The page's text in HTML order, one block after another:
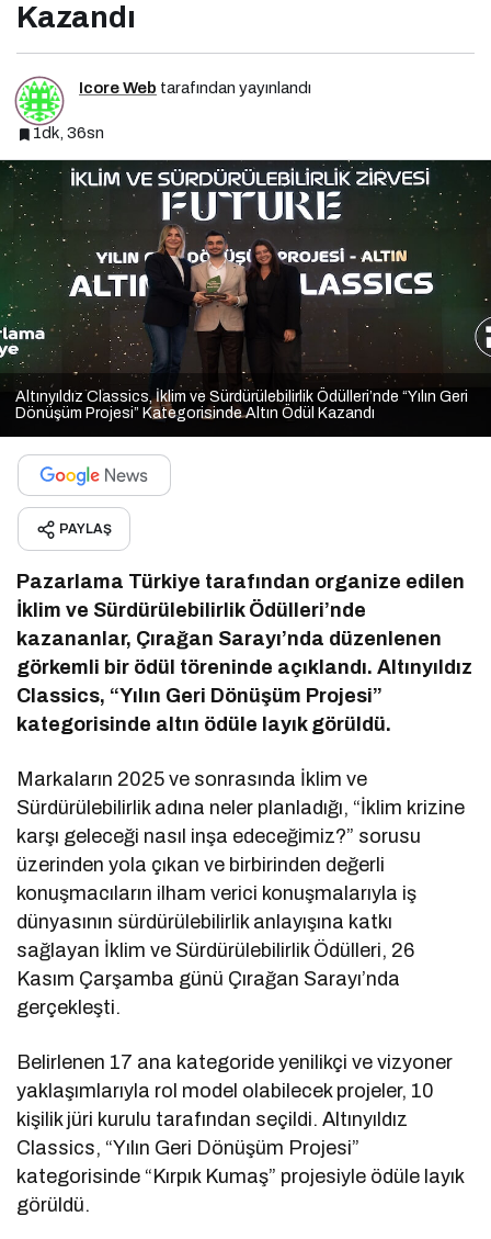
Kazandı
Icore Web tarafından yayınlandı
1dk, 36sn
Altınyıldız Classics, İklim ve Sürdürülebilirlik Ödülleri’nde “Yılın Geri
Dönüşüm Projesi” Kategorisinde Altın Ödül Kazandı
PAYLAŞ
Pazarlama Türkiye tarafından organize edilen
İklim ve Sürdürülebilirlik Ödülleri’nde
kazananlar, Çırağan Sarayı’nda düzenlenen
görkemli bir ödül töreninde açıklandı. Altınyıldız
Classics, “Yılın Geri Dönüşüm Projesi”
kategorisinde altın ödüle layık görüldü.
Markaların 2025 ve sonrasında İklim ve
Sürdürülebilirlik adına neler planladığı, “İklim krizine
karşı geleceği nasıl inşa edeceğimiz?” sorusu
üzerinden yola çıkan ve birbirinden değerli
konuşmacıların ilham verici konuşmalarıyla iş
dünyasının sürdürülebilirlik anlayışına katkı
sağlayan İklim ve Sürdürülebilirlik Ödülleri, 26
Kasım Çarşamba günü Çırağan Sarayı’nda
gerçekleşti.
Belirlenen 17 ana kategoride yenilikçi ve vizyoner
yaklaşımlarıyla rol model olabilecek projeler, 10
kişilik jüri kurulu tarafından seçildi. Altınyıldız
Classics, “Yılın Geri Dönüşüm Projesi”
kategorisinde “Kırpık Kumaş” projesiyle ödüle layık
görüldü.